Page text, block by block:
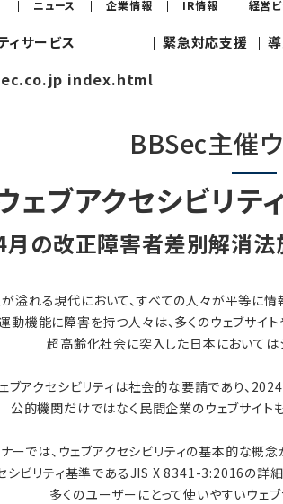
ニュース 企業情報 IR情報 経営
ィサービス
index.html
緊急対応支援
BBSec主催
ェブアクセシビリテ
の改正障害者差別解消法
溢れる現代において、すべての人々が平等に情
動機能に障害を持つ人々は、多くのウェブサイ
超高齢化社会に突入した日本においては
ブアクセシビリティは社会的な要請であり、
公的機関だけではなく民間企業のウェブサイト
ーでは、ウェブアクセシビリティの基本的な概
シビリティ基準であるJIS X 8341-3:2016の詳
多くのユーザーにとって使いやすいウェ